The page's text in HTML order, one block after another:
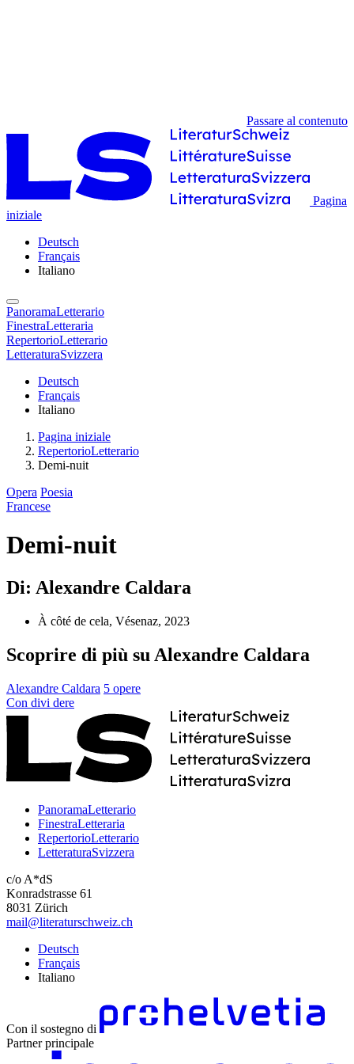
Passare al contenuto
Pagina
iniziale
Deutsch
Français
Italiano
PanoramaLetterario
FinestraLetteraria
RepertorioLetterario
LetteraturaSvizzera
Deutsch
Français
Italiano
Pagina iniziale
RepertorioLetterario
Demi-nuit
Opera Poesia
Francese
Demi-nuit
Di: Alexandre Caldara
À côté de cela, Vésenaz, 2023
Scoprire di più su Alexandre Caldara
Alexandre Caldara 5 opere
Con divi dere
PanoramaLetterario
FinestraLetteraria
RepertorioLetterario
LetteraturaSvizzera
c/o A*dS
Konradstrasse 61
8031 Zürich
mail@literaturschweiz.ch
Deutsch
Français
Italiano
Con il sostegno di
Partner principale